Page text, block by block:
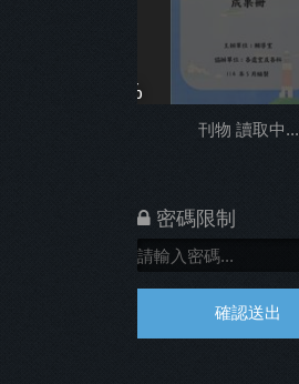
0%
刊物 讀取中...
密碼限制
確認送出